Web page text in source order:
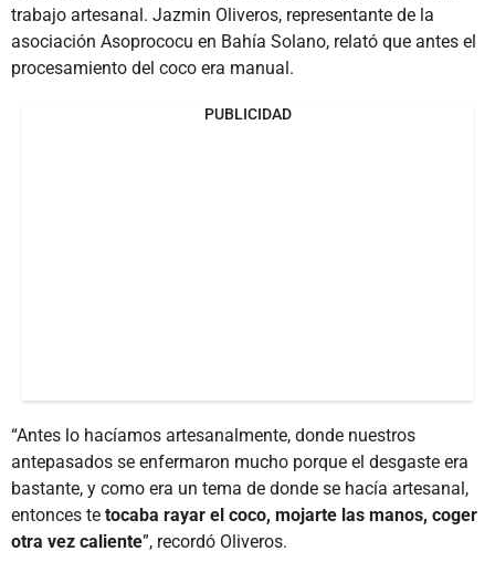
trabajo artesanal. Jazmin Oliveros, representante de la
asociación Asoprococu en Bahía Solano, relató que antes el
procesamiento del coco era manual.
PUBLICIDAD
“Antes lo hacíamos artesanalmente, donde nuestros
antepasados se enfermaron mucho porque el desgaste era
bastante, y como era un tema de donde se hacía artesanal,
entonces te tocaba rayar el coco, mojarte las manos, coger
otra vez caliente”, recordó Oliveros.